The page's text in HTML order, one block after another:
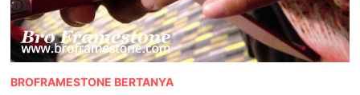
BROFRAMESTONE BERTANYA